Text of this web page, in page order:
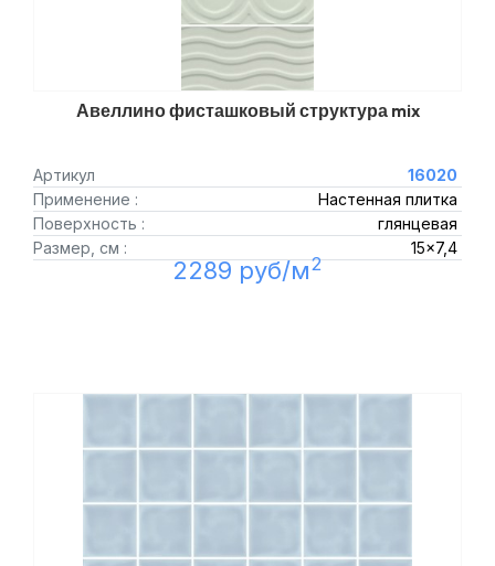
Авеллино фисташковый структура mix
Артикул
16020
Применение :
Настенная плитка
Поверхность :
глянцевая
Размер, см :
15x7,4
2289 руб/м2